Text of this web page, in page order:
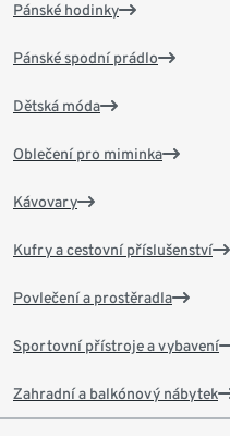
Pánské hodinky
Pánské spodní prádlo
Dětská móda
Oblečení pro miminka
Kávovary
Kufry a cestovní příslušenství
Povlečení a prostěradla
Sportovní přístroje a vybavení
Zahradní a balkónový nábytek